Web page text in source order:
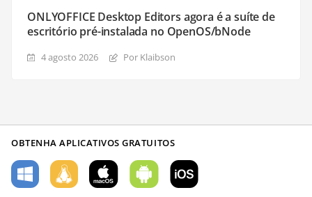
ONLYOFFICE Desktop Editors agora é a suíte de
escritório pré-instalada no OpenOS/bNode
4 agosto 2026 Por Klaibson
OBTENHA APLICATIVOS GRATUITOS